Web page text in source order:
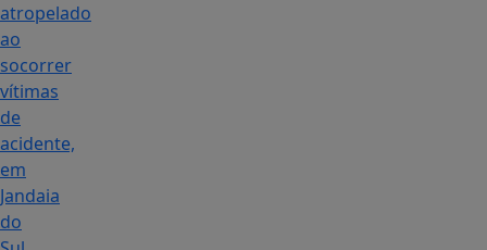
atropelado
ao
socorrer
vítimas
de
acidente,
em
Jandaia
do